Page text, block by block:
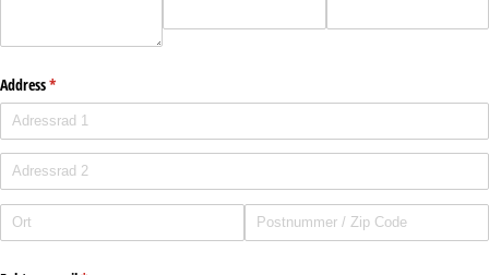
Address*
(krävs)